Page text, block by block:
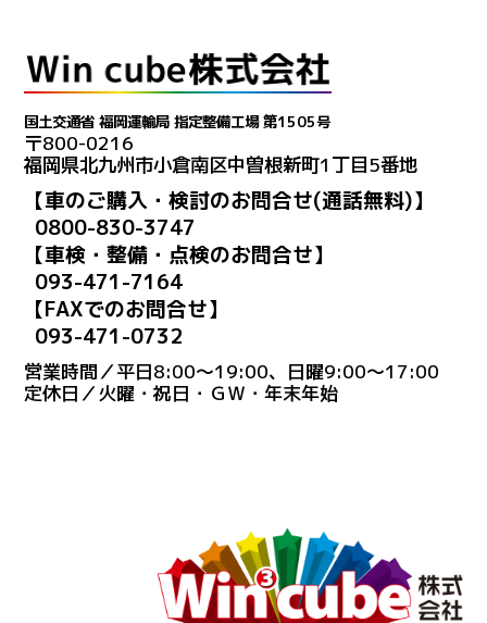
国土交通省 福岡運輸局 指定整備工場 第1505号
〒800-0216
福岡県北九州市小倉南区中曽根新町1丁目5番地
【車のご購入・検討のお問合せ(通話無料)】
0800-830-3747
【車検・整備・点検のお問合せ】
093-471-7164
【FAXでのお問合せ】
093-471-0732
営業時間／平日8:00～19:00、日曜9:00～17:00
定休日／火曜・祝日・ＧＷ・年末年始